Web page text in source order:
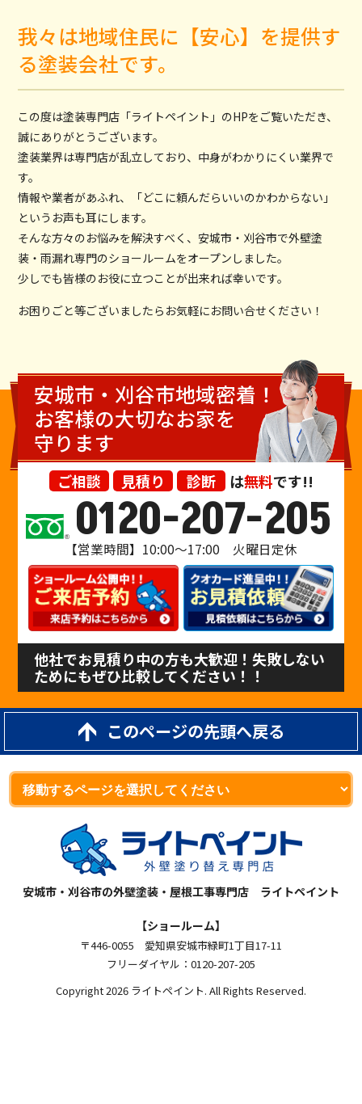
我々は地域住民に【安心】を提供す
る塗装会社です。
この度は塗装専門店「ライトペイント」のHPをご覧いただき、
誠にありがとうございます。
塗装業界は専門店が乱立しており、中身がわかりにくい業界で
す。
情報や業者があふれ、「どこに頼んだらいいのかわからない」
というお声も耳にします。
そんな方々のお悩みを解決すべく、安城市・刈谷市で外壁塗
装・雨漏れ専門のショールームをオープンしました。
少しでも皆様のお役に立つことが出来れば幸いです。
お困りごと等ございましたらお気軽にお問い合せください！
安城市・刈谷市地域密着！
お客様の大切なお家を
守ります
ご相談 見積り 診断 は無料です!!
0120-207-205
【営業時間】10:00〜17:00 火曜日定休
他社でお見積り中の方も大歓迎！失敗しない
ためにもぜひ比較してください！！
このページの先頭へ戻る
安城市・刈谷市の外壁塗装・屋根工事専門店 ライトペイント
【ショールーム】
〒446-0055 愛知県安城市緑町1丁目17-11
フリーダイヤル：0120-207-205
Copyright 2026 ライトペイント. All Rights Reserved.